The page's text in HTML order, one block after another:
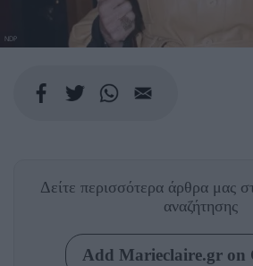
NDP
Δείτε περισσότερα άρθρα μας
αναζήτησης
Add Marieclaire.gr on